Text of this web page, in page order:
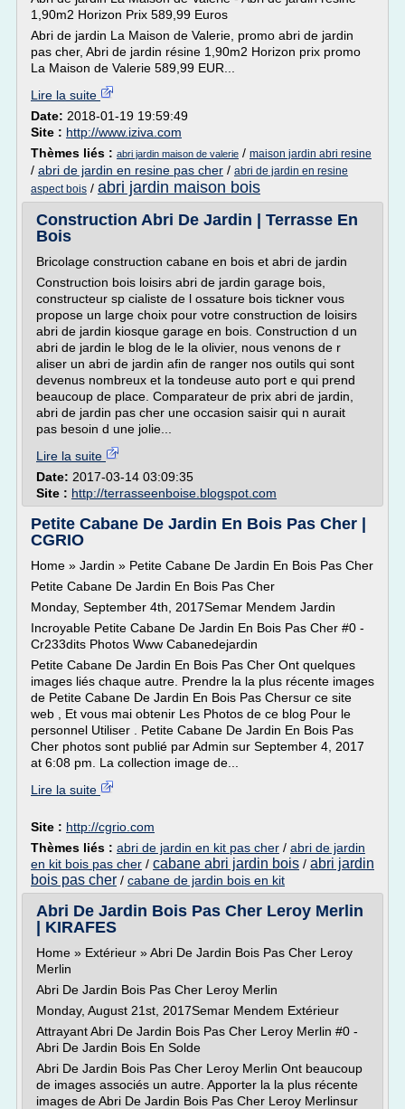
1,90m2 Horizon Prix 589,99 Euros
Abri de jardin La Maison de Valerie, promo abri de jardin
pas cher, Abri de jardin résine 1,90m2 Horizon prix promo
La Maison de Valerie 589,99 EUR...
Lire la suite
Date: 2018-01-19 19:59:49
Site : http://www.iziva.com
Thèmes liés : abri jardin maison de valerie / maison jardin abri resine
/ abri de jardin en resine pas cher / abri de jardin en resine
aspect bois / abri jardin maison bois
Construction Abri De Jardin | Terrasse En
Bois
Bricolage construction cabane en bois et abri de jardin
Construction bois loisirs abri de jardin garage bois,
constructeur sp cialiste de l ossature bois tickner vous
propose un large choix pour votre construction de loisirs
abri de jardin kiosque garage en bois. Construction d un
abri de jardin le blog de le la olivier, nous venons de r
aliser un abri de jardin afin de ranger nos outils qui sont
devenus nombreux et la tondeuse auto port e qui prend
beaucoup de place. Comparateur de prix abri de jardin,
abri de jardin pas cher une occasion saisir qui n aurait
pas besoin d une jolie...
Lire la suite
Date: 2017-03-14 03:09:35
Site : http://terrasseenboise.blogspot.com
Petite Cabane De Jardin En Bois Pas Cher |
CGRIO
Home » Jardin » Petite Cabane De Jardin En Bois Pas Cher
Petite Cabane De Jardin En Bois Pas Cher
Monday, September 4th, 2017Semar Mendem Jardin
Incroyable Petite Cabane De Jardin En Bois Pas Cher #0 -
Cr233dits Photos Www Cabanedejardin
Petite Cabane De Jardin En Bois Pas Cher Ont quelques
images liés chaque autre. Prendre la la plus récente images
de Petite Cabane De Jardin En Bois Pas Chersur ce site
web , Et vous mai obtenir Les Photos de ce blog Pour le
personnel Utiliser . Petite Cabane De Jardin En Bois Pas
Cher photos sont publié par Admin sur September 4, 2017
at 6:08 pm. La collection image de...
Lire la suite
Site : http://cgrio.com
Thèmes liés : abri de jardin en kit pas cher / abri de jardin
en kit bois pas cher / cabane abri jardin bois / abri jardin
bois pas cher / cabane de jardin bois en kit
Abri De Jardin Bois Pas Cher Leroy Merlin
| KIRAFES
Home » Extérieur » Abri De Jardin Bois Pas Cher Leroy
Merlin
Abri De Jardin Bois Pas Cher Leroy Merlin
Monday, August 21st, 2017Semar Mendem Extérieur
Attrayant Abri De Jardin Bois Pas Cher Leroy Merlin #0 -
Abri De Jardin Bois En Solde
Abri De Jardin Bois Pas Cher Leroy Merlin Ont beaucoup
de images associés un autre. Apporter la la plus récente
images de Abri De Jardin Bois Pas Cher Leroy Merlinsur